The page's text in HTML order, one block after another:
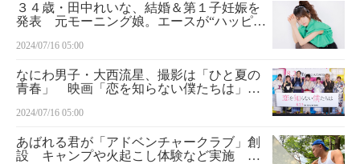
３４歳・田中れいな、結婚＆第１子妊娠を
発表 元モーニング娘。エースが“ハッピー
2024/07/16 05:00
なにわ男子・大西流星、撮影は「ひと夏の
青春」 映画「恋を知らない僕たちは」で
2024/07/16 05:00
あばれる君が「アドベンチャークラブ」創
設 キャンプや火起こし体験など実施 キ